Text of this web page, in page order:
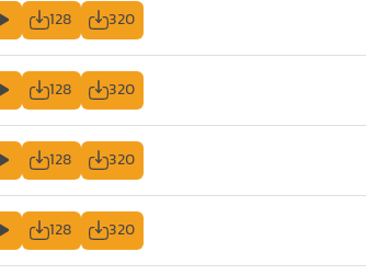
128 320
128 320
128 320
128 320